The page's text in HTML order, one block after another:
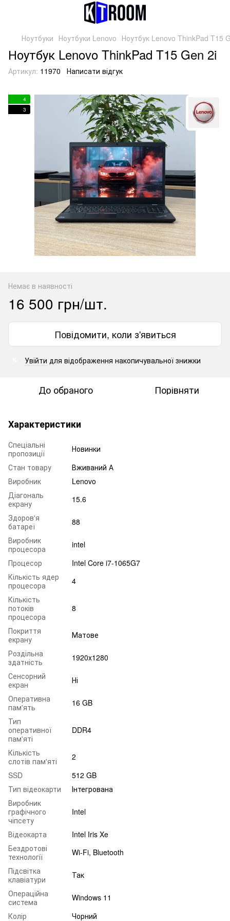
Ноутбуки Ноутбуки Lenovo Ноутбук Lenovo ThinkPad T15
Ноутбук Lenovo ThinkPad T15 Gen 2i
Артикул: 11970 Написати відгук
4
3
Немає в наявності
16 500 грн/шт.
Повідомити, коли з'явиться
Увійти для відображення накопичувальної знижки
До обраного Порівняти
Характеристики
Спеціальні
пропозиції
Новинки
Стан товару
Вживаний А
Виробник
Lenovo
Діагональ
екрану
15.6
Здоров'я
батареї
88
Виробник
процесора
intel
Процесор
Intel Core i7-1065G7
Кількість ядер
процесора
4
Кількість
потоків
процесора
8
Покриття
екрану
Матове
Роздільна
здатність
1920x1280
Сенсорний
екран
Ні
Оперативна
пам'ять
16 GB
Тип
оперативної
пам'яті
DDR4
Кількість
слотів пам'яті
2
SSD
512 GB
Тип відеокарти
Інтегрована
Виробник
графічного
чіпсету
Intel
Відеокарта
Intel Iris Xe
Бездротові
технології
Wi-Fi, Bluetooth
Підсвітка
клавіатури
Так
Операційна
система
Windows 11
Колір
Чорний